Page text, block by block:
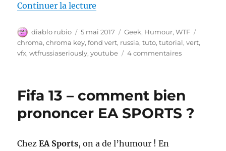
Continuer la lecture
Auteur
diablo rubio
Publié
le
5 mai 2017 Catégories
Geek, Humour,WTF
chroma,chroma key,fond vert, russia,tuto,tutorial,vert,
vfx,wtfrussiaseriously,youtube 4 commentairessur
reine
effets
Fifa 13 – comment bien
prononcer EA SPORTS ?
ChezEA Sports, on a de l’humour ! En